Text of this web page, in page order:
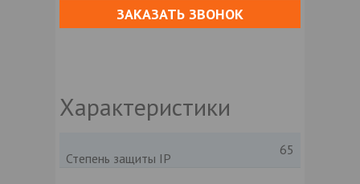
ЗАКАЗАТЬ ЗВОНОК
Характеристики
Степень защиты IP
65